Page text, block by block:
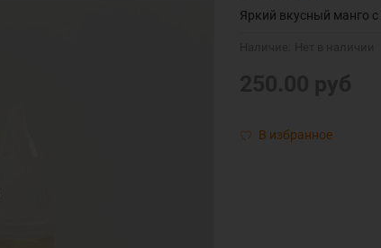
В избранное
Яркий вкусный манго